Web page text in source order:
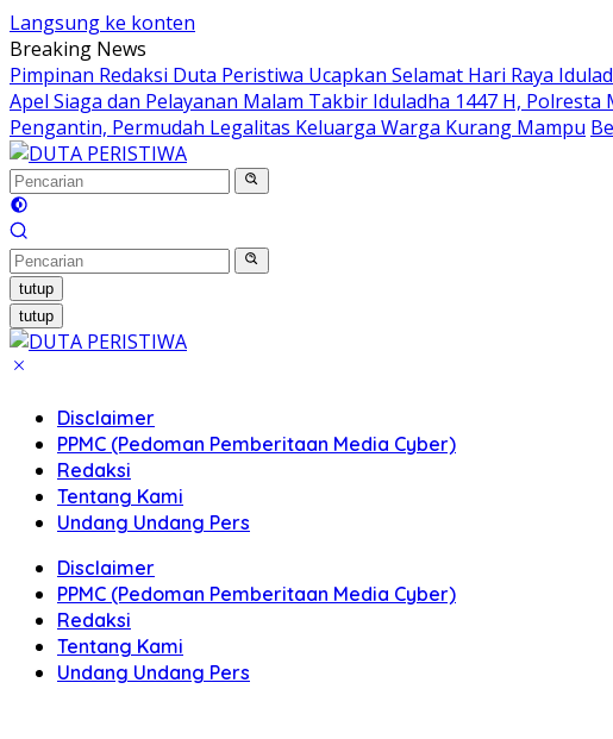
Langsung ke konten
Breaking News
Pimpinan Redaksi Duta Peristiwa Ucapkan Selamat Hari Raya
Apel Siaga dan Pelayanan Malam Takbir Iduladha 1447 H,
Pengantin, Permudah Legalitas Keluarga Warga Kurang Mampu
tutup
tutup
Disclaimer
PPMC (Pedoman Pemberitaan Media Cyber)
Redaksi
Tentang Kami
Undang Undang Pers
Disclaimer
PPMC (Pedoman Pemberitaan Media Cyber)
Redaksi
Tentang Kami
Undang Undang Pers